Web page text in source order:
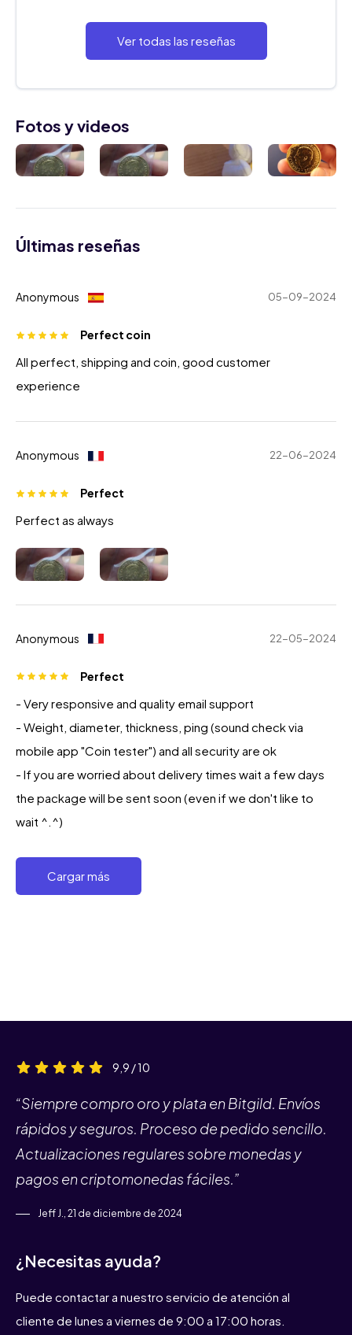
Ver todas las reseñas
Fotos y videos
Últimas reseñas
Anonymous 05-09-2024
Perfect coin
All perfect, shipping and coin, good customer
experience
Anonymous 22-06-2024
Perfect
Perfect as always
Anonymous 22-05-2024
Perfect
- Very responsive and quality email support
- Weight, diameter, thickness, ping (sound check via
mobile app "Coin tester") and all security are ok
- If you are worried about delivery times wait a few days
the package will be sent soon (even if we don't like to
wait ^.^)
Cargar más
9,9 / 10
“Siempre compro oro y plata en Bitgild. Envíos
rápidos y seguros. Proceso de pedido sencillo.
Actualizaciones regulares sobre monedas y
pagos en criptomonedas fáciles.”
Jeff J., 21 de diciembre de 2024
¿Necesitas ayuda?
Puede contactar a nuestro servicio de atención al
cliente de lunes a viernes de 9:00 a 17:00 horas.